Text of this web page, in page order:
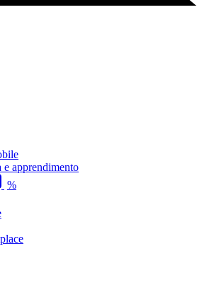
e apprendimento
%